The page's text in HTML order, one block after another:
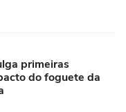
primeiras
do foguete da